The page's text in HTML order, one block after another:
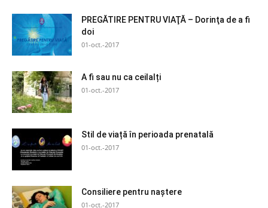
PREGĂTIRE PENTRU VIAŢĂ – Dorinţa de a fi
doi
01-oct.-2017
A fi sau nu ca ceilalți
01-oct.-2017
Stil de viață în perioada prenatală
01-oct.-2017
Consiliere pentru naștere
01-oct.-2017